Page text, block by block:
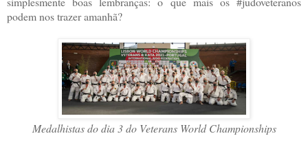
podem nos trazer amanhã?
Medalhistas do dia 3 do Veterans World Championships